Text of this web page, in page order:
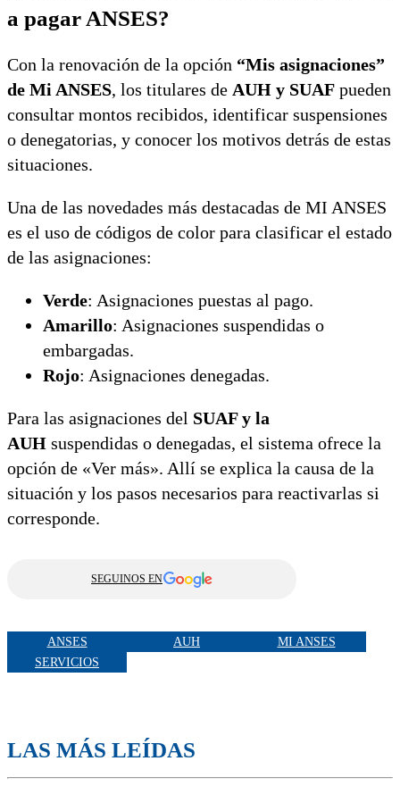
a pagar ANSES?
Con la renovación de la opción “Mis asignaciones”
de Mi ANSES, los titulares de AUH y SUAF pueden
consultar montos recibidos, identificar suspensiones
o denegatorias, y conocer los motivos detrás de estas
situaciones.
Una de las novedades más destacadas de MI ANSES
es el uso de códigos de color para clasificar el estado
de las asignaciones:
Verde: Asignaciones puestas al pago.
Amarillo: Asignaciones suspendidas o
embargadas.
Rojo: Asignaciones denegadas.
Para las asignaciones del SUAF y la
AUH suspendidas o denegadas, el sistema ofrece la
opción de «Ver más». Allí se explica la causa de la
situación y los pasos necesarios para reactivarlas si
corresponde.
SEGUINOS EN
ANSES AUH
MI ANSES
SERVICIOS
LAS MÁS LEÍDAS